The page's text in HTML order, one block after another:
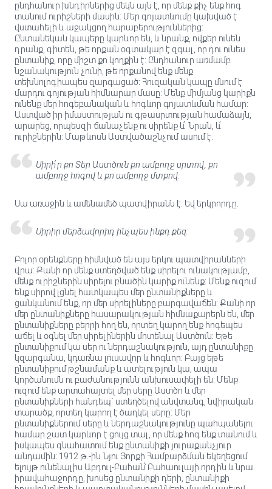
ընդհանուր խնդիրներից մեկն այն է, որ մենք քիչ ենք հոգ
տանում ուրիշների մասին: Մեր գոյատևումը կախված է
վստահելի և աջակցող հարաբերություններից:
Ընտանեկան կապերը կարևոր են, և նրանք, ովքեր ունեն
դրանք, գիտեն, թե որքան օգտակար է զգալ, որ դու ունես
ընտանիք, որը միշտ քո կողքին է: Ընդհանուր առմամբ
նշանակություն չունի, թե որքանով ենք մենք
տեխնոլոգիապես զարգացած։ Հուզական կապը մնում է
մարդու գոյության հիմնարար մասը: Մենք միմյանց կարիքն
ունենք մեր հոգեբանական և հոգևոր գոյատևման համար:
Աստված իր իմաստության ու գթասրտության համաձայն,
արարեց, որպեսզի ճանաչենք ու սիրենք և՛ Նրան, և՛
ուրիշներին: Մաթևոսն Աստվածաշնչում ասում է.
Սիրի՛ր քո Տեր Աստծուն քո ամբողջ սրտով, քո
ամբողջ հոգով և քո ամբողջ մտքով:
Սա առաջին և ամենամեծ պատվիրանն է: Եվ երկրորդը.
Սիրիր մերձավորիդ ինչպես ինքդ քեզ:
Բոլոր օրենքները հիմնված են այս երկու պատվիրանների
վրա: Քանի որ մենք ստեղծված ենք սիրելու ունակությամբ,
մենք ուրիշներին սիրելու բնածին կարիք ունենք: Մենք ուզում
ենք սիրով լցնել հատկապես մեր ընտանիքները և
ցանկանում ենք, որ մեր սիրելիները բարգավաճեն: Քանի որ
մեր ընտանիքները հասարակության հիմնաքարերն են, մեր
ընտանիքները բերրի հող են, որտեղ կարող ենք հոգեպես
աճել և օգնել մեր սիրելիներին մոտենալ Աստծուն։ Եթե ​​
ընտանիքում կա սեր ու ներդաշնակություն, այդ ընտանիքը
կզարգանա, կդառնա լուսավոր և հոգևոր: Բայց եթե
ընտանիքում թշնամանք և ատելություն կա, ապա
կործանումն ու բաժանությունն անխուսափելի են: Մենք
ուզում ենք արտահայտել մեր սերը Աստծո և մեր
ընտանիքների հանդեպ` ստեղծելով անվտանգ, նվիրական
տարածք, որտեղ կարող է ծաղկել սերը: Մեր
ընտանիքներում սերը և ներդաշնակությունը պահպանելու
համար շատ կարևոր է ցույց տալ, որ մենք հոգ ենք տանում և
իսկապես գնահատում ենք ընտանիքի յուրաքանչյուր
անդամին։ 1912 թ.-ին Նյու Յորքի Համբարձման եկեղեցում
ելույթ ունենալիս Աբդուլ-Բահան՝ Բահաուլայի որդին և նրա
իրավահաջորդը, խոսեց ընտանիքի դերի, ընտանիքի